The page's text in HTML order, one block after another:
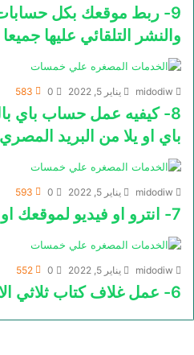
9- ربط موقعك بكل
والنشر التلقائي عليها
midodiw يناير 5, 2022 0
583
8- كيفيه عمل حساب باي
باي او يلا من البريد المصري
midodiw يناير 5, 2022 0
593
7- انترو او فيديو لموقعك او منتجك
midodiw يناير 5, 2022 0
552
6- عمل غلاف كتاب ثلاثي الابعاد